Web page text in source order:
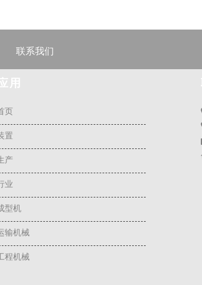
联系我们
用
页
置
产
业
型机
输机械
程机械